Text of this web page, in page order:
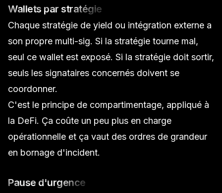
Wallets par stratégie
Chaque stratégie de yield ou intégration externe a
son propre multi-sig. Si la stratégie tourne mal,
seul ce wallet est exposé. Si la stratégie doit sortir,
seuls les signataires concernés doivent se
coordonner.
C'est le principe de compartimentage, appliqué à
la DeFi. Ça coûte un peu plus en charge
opérationnelle et ça vaut des ordres de grandeur
en bornage d'incident.
Pause d'urgence